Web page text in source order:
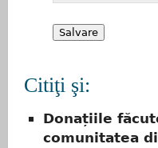
Citiţi şi:
Donațiile
comunitatea